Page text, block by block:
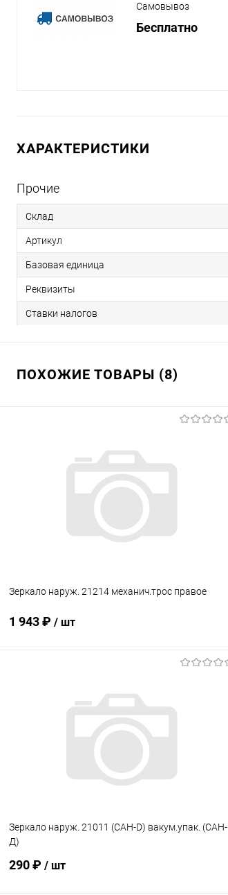
Самовывоз
Бесплатно
ХАРАКТЕРИСТИКИ
Прочие
Склад
Артикул
Базовая единица
Реквизиты
Ставки налогов
ПОХОЖИЕ ТОВАРЫ (8)
Зеркало наруж. 21214 механич.трос правое
1 943 ₽ / шт
Купить в 1 клик Сравнение
В наличии
Зеркало наруж. 21011 (САН-D) вакум.упак. (САН-
Д)
290 ₽ / шт